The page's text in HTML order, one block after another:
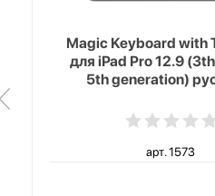
Magic Keyboard with
для iPad Pro 12.9
5th generation)
арт. 1573